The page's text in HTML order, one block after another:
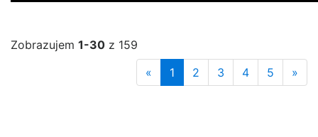
Zobrazujem 1-30 z 159
«
1 2 3 4 5 »